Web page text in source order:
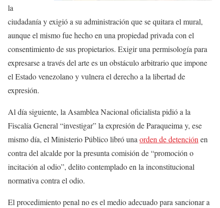
la
ciudadanía y exigió a su administración que se quitara el mural,
aunque el mismo fue hecho en una propiedad privada con el
consentimiento de sus propietarios. Exigir una permisología para
expresarse a través del arte es un obstáculo arbitrario que impone
el Estado venezolano y vulnera el derecho a la libertad de
expresión.
Al día siguiente, la Asamblea Nacional oficialista pidió a la
Fiscalía General “investigar” la expresión de Paraqueima y, ese
mismo día, el Ministerio Público libró unaorden de detenciónen
contra del alcalde por la presunta comisión de “promoción o
incitación al odio”, delito contemplado en la inconstitucional
normativa contra el odio.
El procedimiento penal no es el medio adecuado para sancionar a